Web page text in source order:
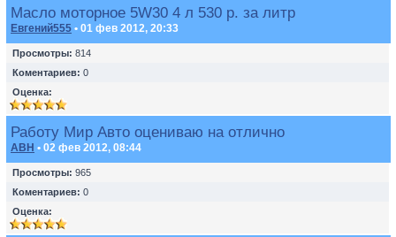
Масло моторное 5W30 4 л 530 р. за литр
Евгений555 • 01 фев 2012, 20:33
Просмотры: 814
Коментариев: 0
Оценка:
Работу Мир Авто оцениваю на отлично
ABH • 02 фев 2012, 08:44
Просмотры: 965
Коментариев: 0
Оценка: